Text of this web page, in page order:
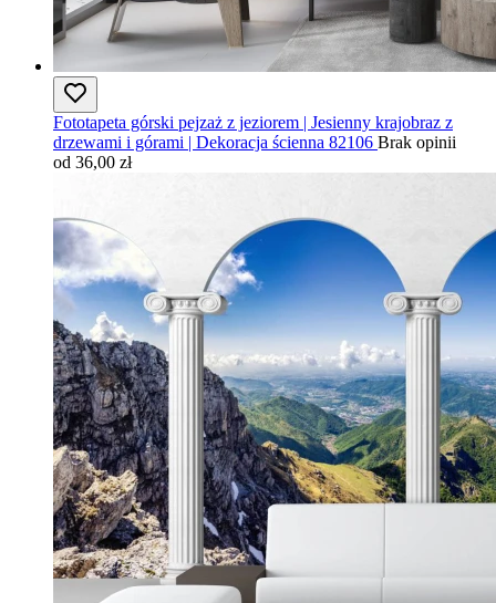
Fototapeta górski pejzaż z jeziorem | Jesienny krajobraz z
drzewami i górami | Dekoracja ścienna 82106 Brak opinii
od 36,00 zł